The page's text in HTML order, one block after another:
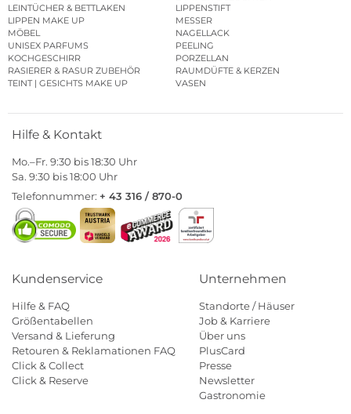
LEINTÜCHER & BETTLAKEN
LIPPENSTIFT
LIPPEN MAKE UP
MESSER
MÖBEL
NAGELLACK
UNISEX PARFUMS
PEELING
KOCHGESCHIRR
PORZELLAN
RASIERER & RASUR ZUBEHÖR
RAUMDÜFTE & KERZEN
TEINT | GESICHTS MAKE UP
VASEN
Hilfe & Kontakt
Mo.–Fr. 9:30 bis 18:30 Uhr
Sa. 9:30 bis 18:00 Uhr
Telefonnummer: + 43 316 / 870-0
Kundenservice
Hilfe & FAQ
Größentabellen
Versand & Lieferung
Retouren & Reklamationen FAQ
Click & Collect
Click & Reserve
Unternehmen
Standorte / Häuser
Job & Karriere
Über uns
PlusCard
Presse
Newsletter
Gastronomie